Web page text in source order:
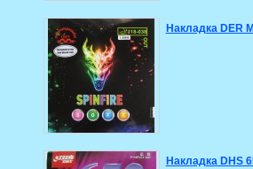
Накладка DER
Накладка DHS